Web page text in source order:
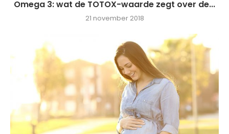
Omega 3: wat de TOTOX-waarde zegt over de...
21 november 2018